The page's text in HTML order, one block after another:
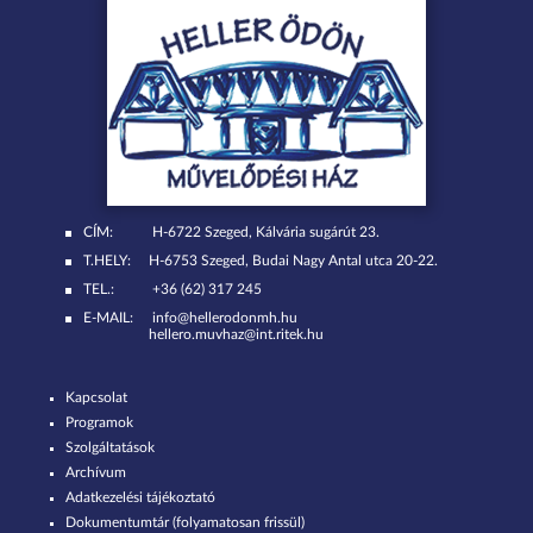
CÍM:
H-6722 Szeged, Kálvária sugárút 23.
T.HELY:
H-6753 Szeged, Budai Nagy Antal utca 20-22.
TEL.:
+36 (62) 317 245
E-MAIL:
info@hellerodonmh.hu
hellero.muvhaz@int.ritek.hu
Kapcsolat
Programok
Szolgáltatások
Archívum
Adatkezelési tájékoztató
Dokumentumtár (folyamatosan frissül)